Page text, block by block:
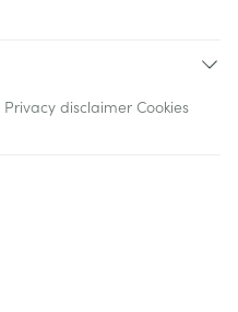
Privacy disclaimer Cookies